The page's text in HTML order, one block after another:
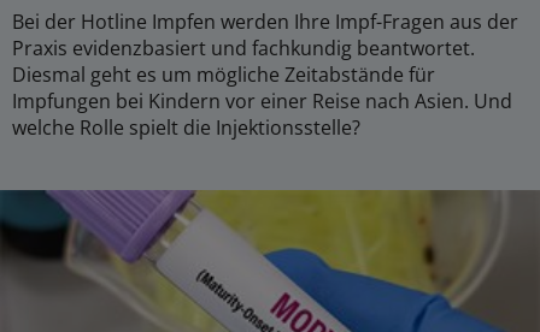
Bei der Hotline Impfen werden Ihre Impf-Fragen aus der
Praxis evidenzbasiert und fachkundig beantwortet.
Diesmal geht es um mögliche Zeitabstände für
Impfungen bei Kindern vor einer Reise nach Asien. Und
welche Rolle spielt die Injektionsstelle?